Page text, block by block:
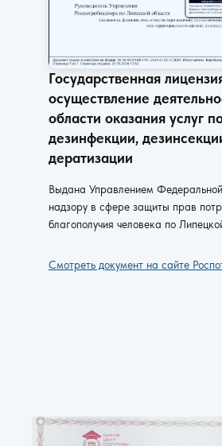
Государственная
осуществление
области оказания услуг
дезинфекции,
дератизации
Выдана Управлением
надзору в сфере защиты прав
благополучия человека по
Смотреть документ на сайте